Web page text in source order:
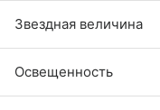
Звездная величина
Освещенность